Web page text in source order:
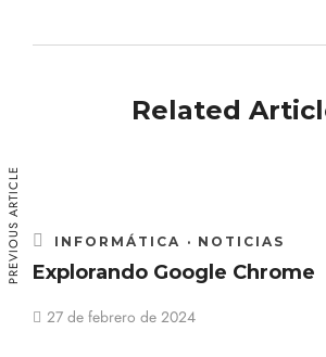
Related
INFORMÁTICA · NOTICIAS
Explorando Google Chrome
27 de febrero de 2024
PREVIOUS ARTICLE